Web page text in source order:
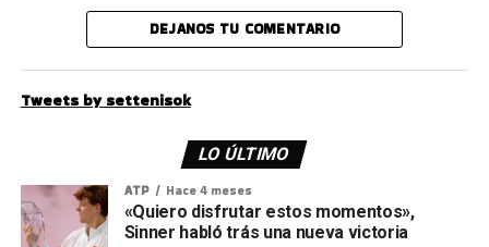
DEJANOS TU COMENTARIO
Tweets by settenisok
LO ÚLTIMO
ATP Hace 4 meses
«Quiero disfrutar estos momentos»,
Sinner habló trás una nueva victoria